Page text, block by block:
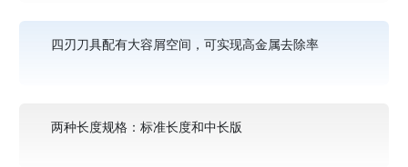
四刃刀具配有大容屑空间，可实现高金属去除率
两种长度规格：标准长度和中长版